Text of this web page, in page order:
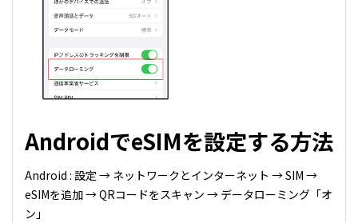
AndroidでeSIMを設定する方法
Android : 設定 → ネットワークとインターネット → SIM →
eSIMを追加 → QRコードをスキャン → データローミング「オ
ン」